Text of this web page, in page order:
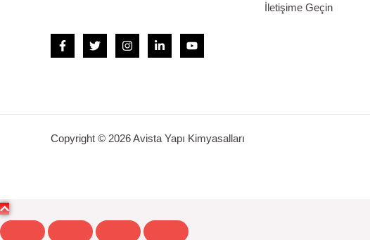
İletişime Geçin
Copyright © 2026 Avista Yapı Kimyasalları